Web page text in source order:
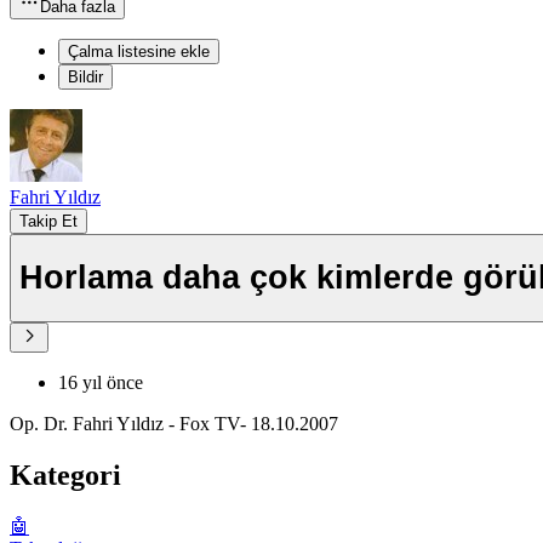
Daha fazla
Çalma listesine ekle
Bildir
Fahri Yıldız
Takip Et
Horlama daha çok kimlerde
16 yıl önce
Op. Dr. Fahri Yıldız - Fox TV- 18.10.2007
Kategori
🤖